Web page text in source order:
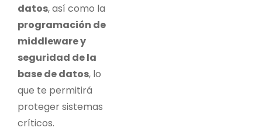
datos, así como la
programación de
middleware y
seguridad de la
base de datos, lo
que te permitirá
proteger sistemas
críticos.